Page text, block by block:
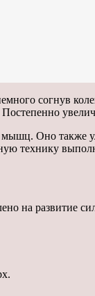
согнув
Оно также
технику
на развитие